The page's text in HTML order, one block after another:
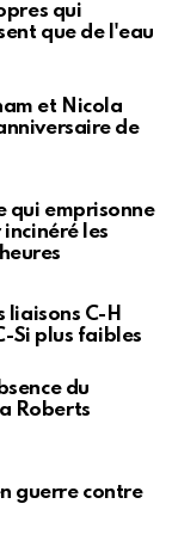
qui
que de l'eau
et Nicola
de
qui emprisonne
les
C-H
Si plus faibles
du
Roberts
guerre contre